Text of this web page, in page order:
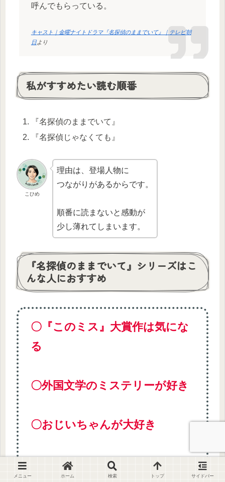
呼んでもらっている。
キャスト｜金曜ナイトドラマ『名探偵のままでいて』｜テレビ朝
日より
私がすすめたい読む順番
『名探偵のままでいて』
『名探偵じゃなくても』
こひめ
理由は、登場人物に
つながりがあるからです。
順番に読まないと感動が
少し薄れてしまいます。
『名探偵のままでいて』シリーズはこ
んな人におすすめ
〇『このミス』大賞作は気にな
る
〇外国文学のミステリーが好き
〇おじいちゃんが大好き
〇HSP（なんとか大丈夫）
メニュー ホーム 検索 トップ サイドバー